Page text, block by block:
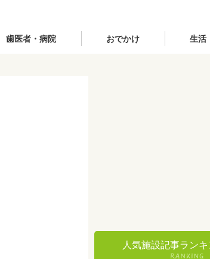
歯医者・病院 おでかけ 生活
人気施設記事ラン